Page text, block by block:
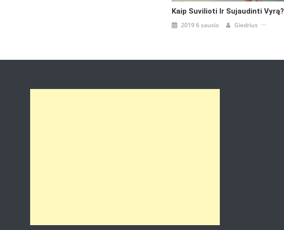
Kaip Suvilioti Ir Sujaudinti Vyrą?
2019 6 sausio Giedrius